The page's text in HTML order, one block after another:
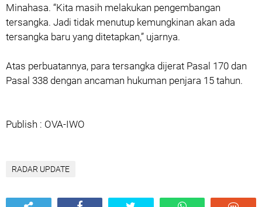
Minahasa. “Kita masih melakukan pengembangan
tersangka. Jadi tidak menutup kemungkinan akan ada
tersangka baru yang ditetapkan,” ujarnya.
Atas perbuatannya, para tersangka dijerat Pasal 170 dan
Pasal 338 dengan ancaman hukuman penjara 15 tahun.
Publish : OVA-IWO
RADAR UPDATE